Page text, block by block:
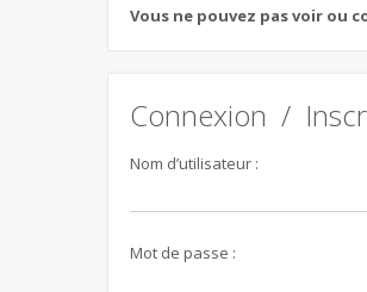
Vous ne pouvez pas voir ou
Connexion /
Nom d’utilisateur :
Mot de passe :